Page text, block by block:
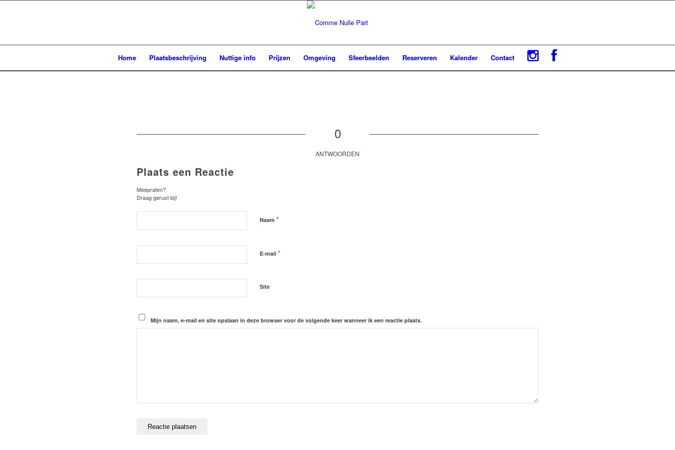
Home Plaatsbeschrijving Nuttige info Prijzen Omgeving Sfeerbeelden Reserveren Kalender Contact
0
ANTWOORDEN
Plaats een Reactie
Meepraten?
Draag gerust bij!
Naam *
E-mail *
Site
Mijn naam, e-mail en site opslaan in deze browser voor de volgende keer wanneer ik een reactie plaats.